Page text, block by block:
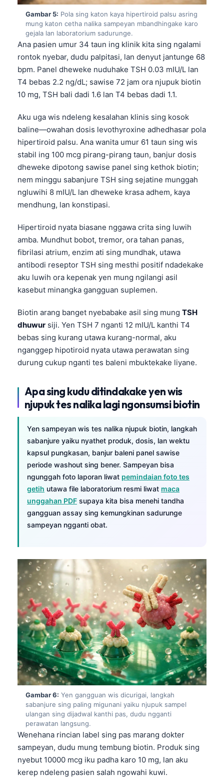
Gambar 5: Pola sing katon kaya hipertiroid palsu asring
mung katon cetha nalika sampeyan mbandhingake karo
gejala lan laboratorium sadurunge.
Ana pasien umur 34 taun ing klinik kita sing ngalami
rontok nyebar, dudu palpitasi, lan denyut jantunge 68
bpm. Panel dheweke nuduhake TSH 0.03 mIU/L lan
T4 bebas 2.2 ng/dL; sawise 72 jam ora njupuk biotin
10 mg, TSH bali dadi 1.6 lan T4 bebas dadi 1.1.
Aku uga wis ndeleng kesalahan klinis sing kosok
baline—owahan dosis levothyroxine adhedhasar pola
hipertiroid palsu. Ana wanita umur 61 taun sing wis
stabil ing 100 mcg pirang-pirang taun, banjur dosis
dheweke dipotong sawise panel sing kethok biotin;
nem minggu sabanjure TSH sing sejatine munggah
ngluwihi 8 mIU/L lan dheweke krasa adhem, kaya
mendhung, lan konstipasi.
Hipertiroid nyata biasane nggawa crita sing luwih
amba. Mundhut bobot, tremor, ora tahan panas,
fibrilasi atrium, enzim ati sing mundhak, utawa
antibodi reseptor TSH sing mesthi positif ndadekake
aku luwih ora kepenak yen mung ngilangi asil
kasebut minangka gangguan suplemen.
Biotin arang banget nyebabake asil sing mung TSH
dhuwur siji. Yen TSH 7 nganti 12 mIU/L kanthi T4
bebas sing kurang utawa kurang-normal, aku
nganggep hipotiroid nyata utawa perawatan sing
durung cukup nganti tes baleni mbuktekake liyane.
Apa sing kudu ditindakake yen wis
njupuk tes nalika lagi ngonsumsi biotin
Yen sampeyan wis tes nalika njupuk biotin, langkah
sabanjure yaiku nyathet produk, dosis, lan wektu
kapsul pungkasan, banjur baleni panel sawise
periode washout sing bener. Sampeyan bisa
ngunggah foto laporan liwat pemindaian foto tes
getih utawa file laboratorium resmi liwat maca
unggahan PDF supaya kita bisa menehi tandha
gangguan assay sing kemungkinan sadurunge
sampeyan ngganti obat.
Gambar 6: Yen gangguan wis dicurigai, langkah
sabanjure sing paling migunani yaiku njupuk sampel
ulangan sing dijadwal kanthi pas, dudu ngganti
perawatan langsung.
Wenehana rincian label sing pas marang dokter
sampeyan, dudu mung tembung biotin. Produk sing
nyebut 10000 mcg iku padha karo 10 mg, lan aku
kerep ndeleng pasien salah ngowahi kuwi.
سنڌي
සිංහල
অসমীয়া
Galego
Latviešu valoda
Македонски јазик
Euskara
Gàidhlig
Occitan
العربية المغربية
Afrikaans
Монгол
ພາສາລາວ
Cebuano
Кыргызча
Беларуская мова
Esperanto
Frysk
Ślōnskŏ gŏdka
Norsk bokmål